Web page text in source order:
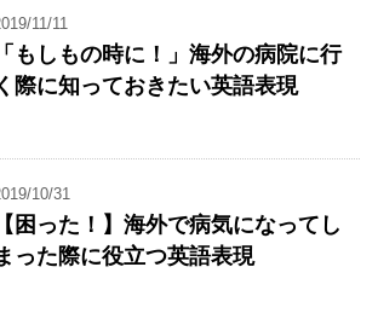
11/11
「もしもの時に！」海外の病院に行
際に知っておきたい英語表現
10/31
【困った！】海外で病気になってし
った際に役立つ英語表現